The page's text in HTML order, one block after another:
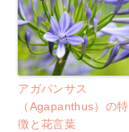
アガパンサス
（Agapanthus）の特
徴と花言葉